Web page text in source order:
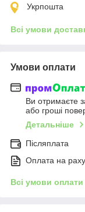
Укрпошта
Всі умови
Умови оплати
Ви отримаєте
або гроші
Детальніше
Післяплата
Оплата на
Всі умови оплати